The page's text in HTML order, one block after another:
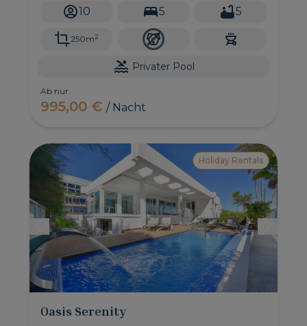
Perfekt für Familien und Gruppen!
10 5 5
250m2
Privater Pool
Ab nur
995,00 €/ Nacht
Holiday Rentals
Oasis Serenity